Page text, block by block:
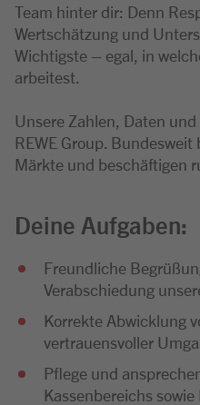
Team hinter dir: Denn
Wertschätzung und
Wichtigste – egal, in
arbeitest.
Unsere Zahlen, Daten
REWE Group.
Märkte und beschäftigen
Deine Aufgaben:
Freundliche
Verabschiedung
Korrekte Abwicklung
vertrauensvoller
Pflege und
Kassenbereichs